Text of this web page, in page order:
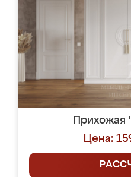
Прихожая
Цена: